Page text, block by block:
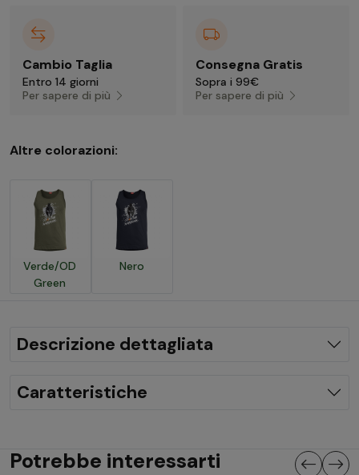
Cambio Taglia
Entro 14 giorni
Per sapere di più
Consegna Gratis
Sopra i 99€
Per sapere di più
Altre colorazioni:
Verde/OD
Green
Nero
Descrizione dettagliata
Caratteristiche
Potrebbe interessarti